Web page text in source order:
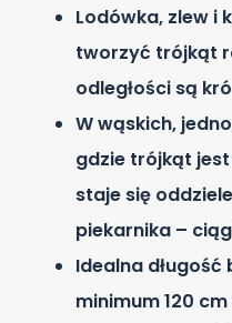
Lodówka, zlew i
tworzyć trójkąt
odległości są
W wąskich,
gdzie trójkąt
staje się
piekarnika –
Idealna
minimum 120